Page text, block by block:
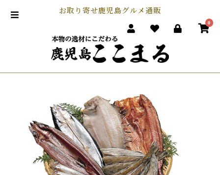
お取り寄せ鹿児島グルメ通販
0